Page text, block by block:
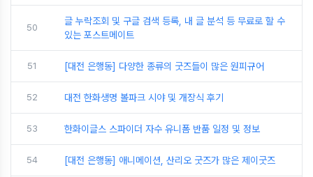
50
글 누락조회 및 구글 검색 등록, 내 글 분석 등 무료로 할 수
있는 포스트메이트
51 [대전 은행동] 다양한 종류의 굿즈들이 많은 원피규어
52 대전 한화생명 볼파크 시야 및 개장식 후기
53 한화이글스 스파이더 자수 유니폼 반품 일정 및 정보
54 [대전 은행동] 애니메이션, 산리오 굿즈가 많은 제이굿즈